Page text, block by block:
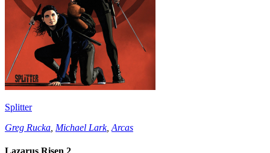
Splitter
Greg Rucka Michael Lark, Arcas
Lazarus Risen 2